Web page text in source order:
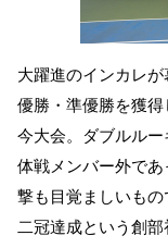
大躍進のインカレ
優勝・準優勝を獲
今大会。ダブルル
体戦メンバー外で
撃も目覚ましいも
二冠達成という創